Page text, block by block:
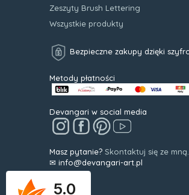
Zeszyty Brush Lettering
Wszystkie produkty
Bezpieczne zakupy dzięki
Metody płatności
Devangari w social media
Masz pytanie? Skontaktuj się ze mną.
✉ info@devangari-art.pl
5.0